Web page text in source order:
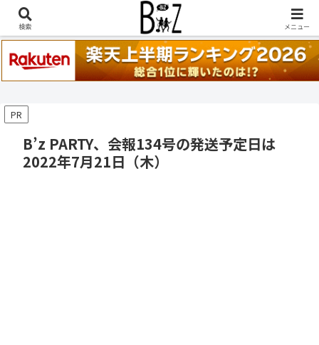
稲葉浩志『en-Zepp』『enⅣ』セトリ一覧はこちら
PR
B’z PARTY、会報134号の発送予定日は
2022年7月21日（木）
検索 メニュー